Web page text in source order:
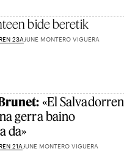
bide beretik
23A JUNE MONTERO VIGUERA
«El Salvadorren
gerra baino
da»
21AJUNE MONTERO VIGUERA